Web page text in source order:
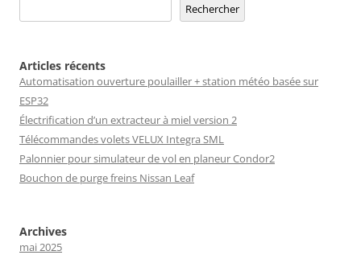
Rechercher
Articles récents
Automatisation ouverture poulailler + station météo basée sur
ESP32
Électrification d’un extracteur à miel version 2
Télécommandes volets VELUX Integra SML
Palonnier pour simulateur de vol en planeur Condor2
Bouchon de purge freins Nissan Leaf
Archives
mai 2025